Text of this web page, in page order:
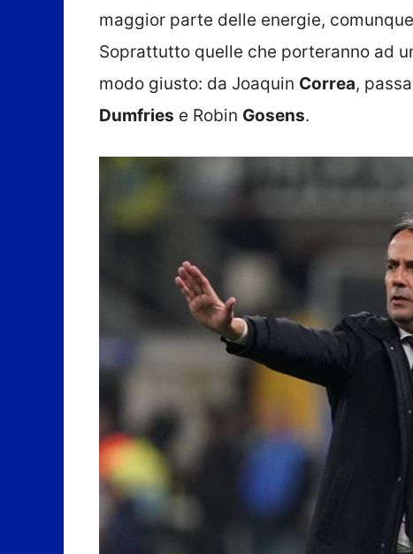
maggior parte delle energie,
Soprattutto quelle che porteranno ad
modo giusto: da Joaquin Correa,
Dumfries e Robin Gosens.